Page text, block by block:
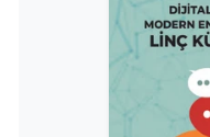
Tekirdağ
Tokat Müftülüğü
Trabzon